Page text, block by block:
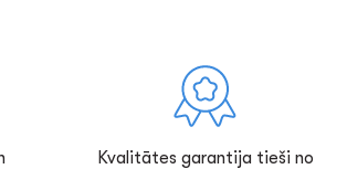
Kvalitātes garantija tieši no